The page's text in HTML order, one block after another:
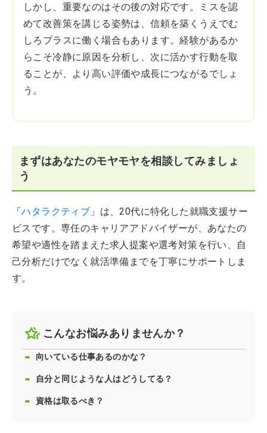
しかし、重要なのはその後の対応です。ミスを認
めて改善策を講じる姿勢は、信頼を築くうえでむ
しろプラスに働く場合もあります。経験があるか
らこそ冷静に原因を分析し、次に活かす行動を取
ることが、より高い評価や成長につながるでしょ
う。
まずはあなたのモヤモヤを相談してみましょ
う
「ハタラクティブ 」は、20代に特化した就職支援サー
ビスです。専任のキャリアアドバイザーが、あなたの
希望や適性を踏まえた求人提案や選考対策を行い、自
己分析だけでなく就活準備までを丁寧にサポートしま
す。
こんなお悩みありませんか？
向いている仕事あるのかな？
自分と同じような人はどうしてる？
資格は取るべき？